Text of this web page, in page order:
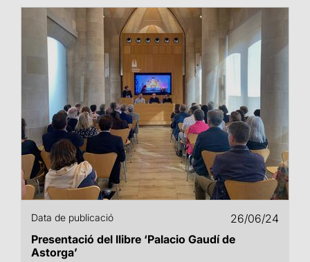
Data de publicació
26/06/24
Presentació del llibre ‘Palacio Gaudí de
Astorga’